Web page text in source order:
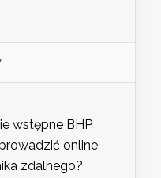
wstępne BHP
online
zdalnego?